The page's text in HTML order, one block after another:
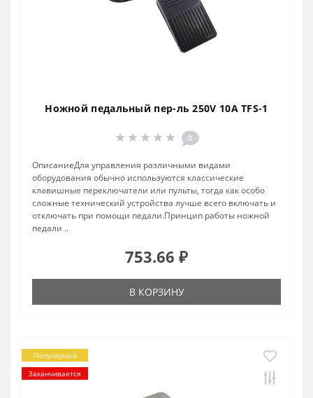
Ножной педальный пер-ль 250V 10A TFS-1
0
ОписаниеДля управления различными видами
оборудования обычно используются классические
клавишные переключатели или пульты, тогда как особо
сложные технический устройства лучше всего включать и
отключать при помощи педали.Принцип работы ножной
педали ..
753.66 ₽
В КОРЗИНУ
Популярный
Заканчивается